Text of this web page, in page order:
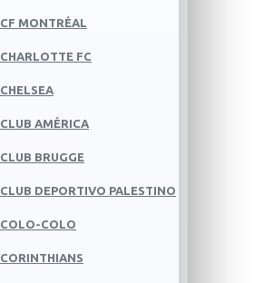
CF MONTRÉAL
CHARLOTTE FC
CHELSEA
CLUB AMÉRICA
CLUB BRUGGE
CLUB DEPORTIVO PALESTINO
COLO-COLO
CORINTHIANS